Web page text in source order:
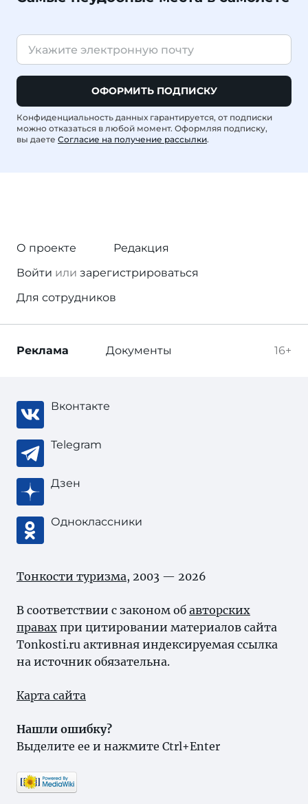
ОФОРМИТЬ ПОДПИСКУ
Конфиденциальность данных гарантируется, от подписки
можно отказаться в любой момент. Оформляя подписку,
вы даете Согласие на получение рассылки.
О проекте
Редакция
Войти или зарегистрироваться
Для сотрудников
16+
Реклама Документы
Вконтакте
Telegram
Дзен
Одноклассники
Тонкости туризма, 2003 — 2026
В соответствии с законом об авторских
правах при цитировании материалов сайта
Tonkosti.ru активная индексируемая ссылка
на источник обязательна.
Карта сайта
Нашли ошибку?
Выделите ее и нажмите Ctrl+Enter